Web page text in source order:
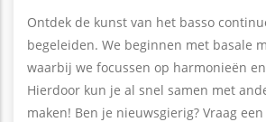
Ontdek de kunst van het basso
begeleiden. We beginnen met basale
waarbij we focussen op harmonieën
Hierdoor kun je al snel samen met
maken! Ben je nieuwsgierig? Vraag